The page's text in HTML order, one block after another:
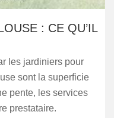
: CE QU’IL
les jardiniers pour
sont la superficie
pente, les services
prestataire.